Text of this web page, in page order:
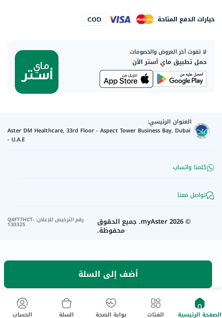
أضف إلى السلة
خيارات الدفع المتاحة
لا تفوت آخر العروض والخصومات
حمل تطبيق ماي أستر الآن
العنوان الرئيسي:
Aster DM Healthcare, 33rd Floor - Aspect Tower Business Bay, Dubai
- U.A.E
كلمنا واتساب
تواصل معنا
©
2026
myAster. جميع الحقوق
محفوظة.
رقم الترخيص للإعلان:
Q4FT7HCT-
130325
الصفحة الرئيسية الفئات بوابة الصحة السلة الحساب